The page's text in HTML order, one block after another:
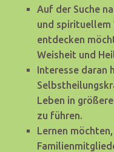
Auf der Suche
und spirituellem
entdecken
Weisheit und
Interesse daran
Leben in
zu führen.
Lernen